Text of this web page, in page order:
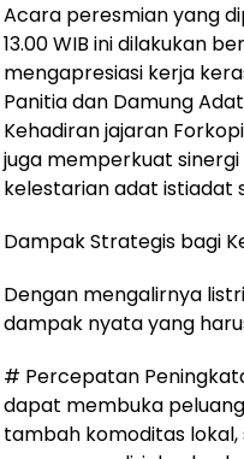
Acara peresmian yang
13.00 WIB ini dilakukan
mengapresiasi kerja
Panitia dan Damung
Kehadiran jajaran
juga memperkuat
kelestarian adat istiadat
Dampak Strategis bagi
Dengan mengalirnya
dampak nyata yang
# Percepatan
dapat membuka
tambah komoditas